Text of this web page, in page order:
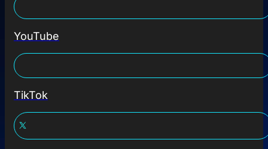
YouTube
TikTok